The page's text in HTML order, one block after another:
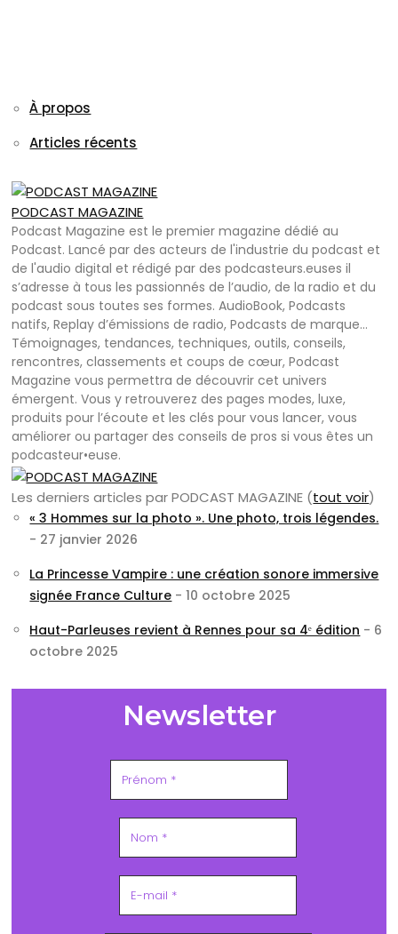
À propos
Articles récents
PODCAST MAGAZINE
Podcast Magazine est le premier magazine dédié au
Podcast. Lancé par des acteurs de l'industrie du podcast et
de l'audio digital et rédigé par des podcasteurs.euses il
s’adresse à tous les passionnés de l’audio, de la radio et du
podcast sous toutes ses formes. AudioBook, Podcasts
natifs, Replay d’émissions de radio, Podcasts de marque…
Témoignages, tendances, techniques, outils, conseils,
rencontres, classements et coups de cœur, Podcast
Magazine vous permettra de découvrir cet univers
émergent. Vous y retrouverez des pages modes, luxe,
produits pour l’écoute et les clés pour vous lancer, vous
améliorer ou partager des conseils de pros si vous êtes un
podcasteur•euse.
Les derniers articles par PODCAST MAGAZINE (tout voir)
« 3 Hommes sur la photo ». Une photo, trois légendes.
- 27 janvier 2026
La Princesse Vampire : une création sonore immersive
signée France Culture - 10 octobre 2025
Haut-Parleuses revient à Rennes pour sa 4ᵉ édition - 6
octobre 2025
Newsletter